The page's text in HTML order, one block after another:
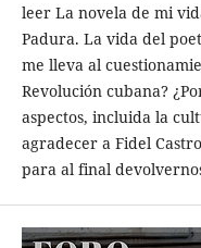
leer La novela de mi
Padura. La vida del
me lleva al
Revolución cubana?
aspectos, incluida la
agradecer a Fidel
para al final